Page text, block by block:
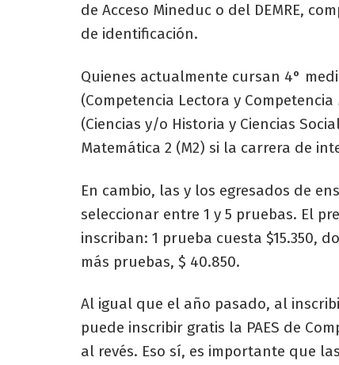
de Acceso Mineduc o del DEMRE,
de identificación.
Quienes actualmente cursan 4°
(Competencia Lectora y
(Ciencias y/o Historia y Ciencias
Matemática 2 (M2) si la carrera de
En cambio, las y los egresados de
seleccionar entre 1 y 5 pruebas. El
inscriban: 1 prueba cuesta $15.350,
más pruebas, $ 40.850.
Al igual que el año pasado, al
puede inscribir gratis la PAES de
al revés. Eso sí, es importante que